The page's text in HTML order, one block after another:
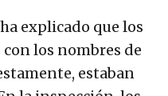
explicado que los
los nombres de
estaban